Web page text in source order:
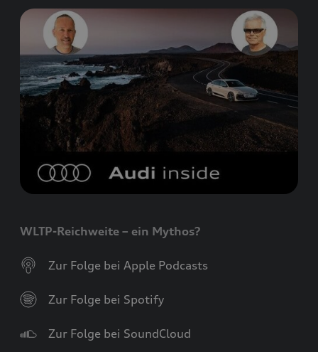
WLTP-Reichweite – ein Mythos?
Zur Folge bei Apple Podcasts
Zur Folge bei Spotify
Zur Folge bei SoundCloud